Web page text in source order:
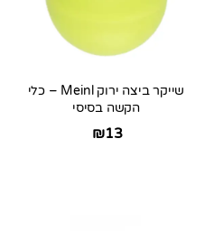
שייקר ביצה ירוק Meinl – כלי
הקשה בסיסי
₪13